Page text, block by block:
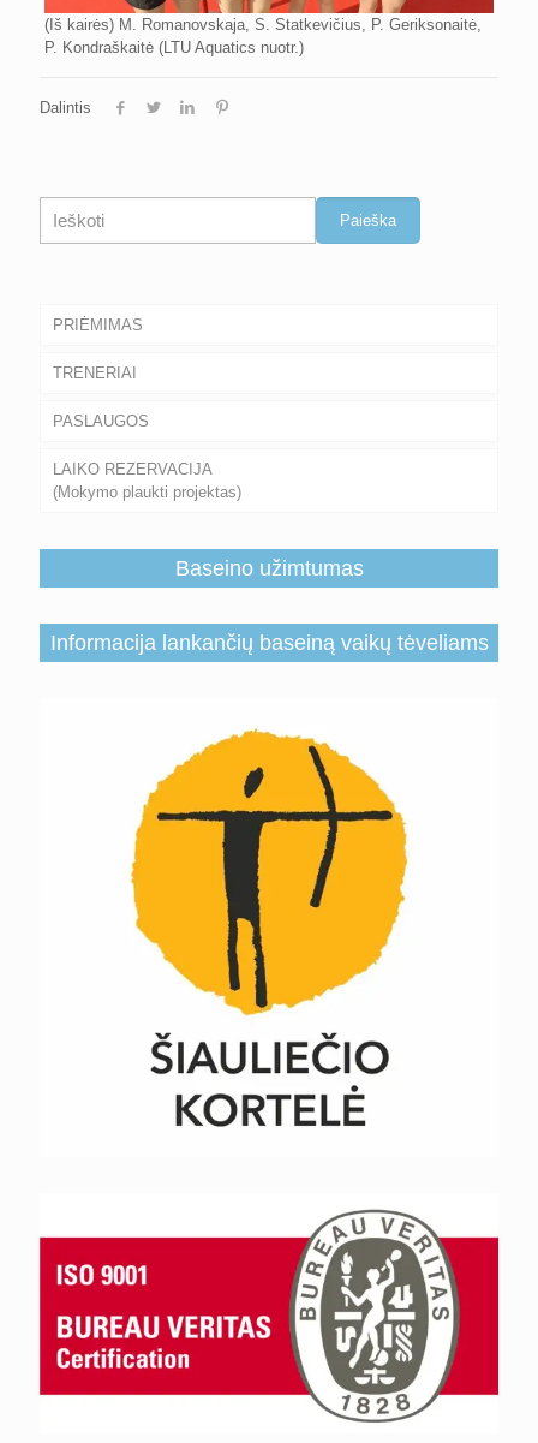
(Iš kairės) M. Romanovskaja, S. Statkevičius, P. Geriksonaitė,
P. Kondraškaitė (LTU Aquatics nuotr.)
Dalintis
Paieška Paieška
PRIĖMIMAS
TRENERIAI
PASLAUGOS
LAIKO REZERVACIJA
(Mokymo plaukti projektas)
Baseino užimtumas
Informacija lankančių baseiną vaikų tėveliams